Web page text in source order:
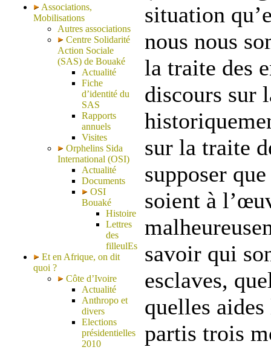
Associations,
Mobilisations
Autres associations
Centre Solidarité
Action Sociale
(SAS) de Bouaké
Actualité
Fiche
d’identité du
SAS
Rapports
annuels
Visites
Orphelins Sida
International (OSI)
Actualité
Documents
OSI
Bouaké
Histoire
Lettres
des
filleulEs
Et en Afrique, on dit
quoi ?
Côte d’Ivoire
Actualité
Anthropo et
divers
Elections
présidentielles
2010
situation
nous nous
la traite des
discours sur
sur la traite
supposer
soient à
savoir qui
esclaves,
quelles
partis trois